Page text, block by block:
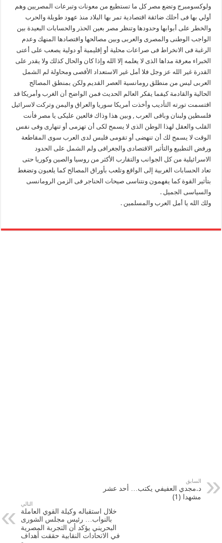
ولوكسومبرج وتضع مصر كل ما تستطيع من معونات وتبرعات المصريين وهم
أولي بها فى أحلك ضائقة اقتصادية تمر بها البلاد منذ عهود طويلة والحرب
والخطر على أبوابها وحدودها وتنظر مصر بعين الحذر والحسابات البعيدة بين
الواجب الوطنى والمصرى والعربى وبين مصالحها واقتصادها المنهك وعدم
الرغبة فى الانخراط فى صراعات محلية أو إقليمية أو دولية يصعب على أعتى
الخبراء معرفة مداها الذى لا يعلمه إلا الله وإذا كان والحال كذلك ولا يقدر على
القدرة غير الله عز وجل فلا أمل غير الاستعداد الأقصى ومحاولة لم الشمل
العربى ليس من منطلق رومانسية العصر القديم ولكن بمنطق المصالح
الحالية والقادمة كيفما يفكر العالم الحديث فمن الواضح أن الغرب وأمريكا قد
اقتسمت تورته التأديب وأخذت أمريكا سوريا والعراق واليمن وتركت لاسرائيل
فلسطين ولبنان وباقى العرب , وبين هذا وذاك فالعين عليكى يا مصر فأنت
القلب والعقل لهذا الوطن الذى لا يسمح لكى أن تهزمى أو تنهارى وفى نفس
الوقت لا يسمح لك أن تنهضى أو تقومى فليس لدى العرب سوى المقاطعة
ورفض التطبيع والتأثير الاقتصادى والجغرافى ولم الشمل على الحدود
الاسرائيلية من كل الجوانب والتقارب الأكثر من روسيا والصين وكوريا حتى
تعاد الحسابات الغربية إلى الواقع وتلعب بأوراق المصالح كما يلعبون وتضغط
بتأثير القوة كما يفهمون ونتناسى صيحات الحناجر فى الزمن الرومانسى
والسياسى الجميل .
ولك الله يا أمل العرب والمسلمين .
السابق
د.مجدي العفيفي يكتب… أحد عشر
مشهدا (1)
التالي
خلال استقباله وكيلة القوي العاملة
بالنواب… رئيس مجلس الشورى
البحريني يؤكد أن التجربة المصرية
في الاتحادات النقابية حققت أهداف